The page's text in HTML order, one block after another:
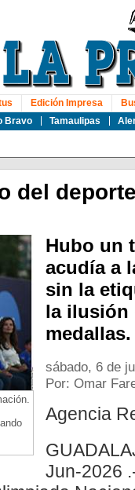
Bravo Tamaulipas
Edición Impresa
del
Hubo un
acudía a
sin la
la ilusión
medallas.
sábado, 6 de
Por: Omar
Agencia
Jun-2026